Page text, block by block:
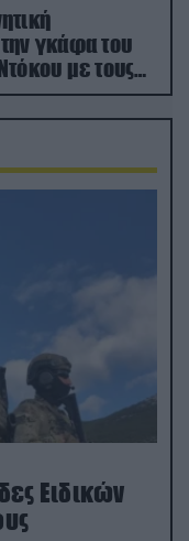
γκάφα του
με τους
Ειδικών